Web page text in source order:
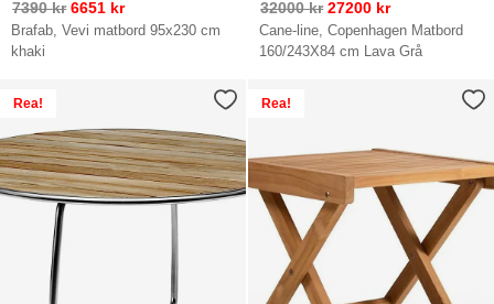
Brafab, Vevi matbord 95x230 cm
khaki
7390kr 6651 kr
Cane-line, Copenhagen Matbord
160/243X84 cm Lava Grå
32000kr 27200 kr
Rea! Rea!